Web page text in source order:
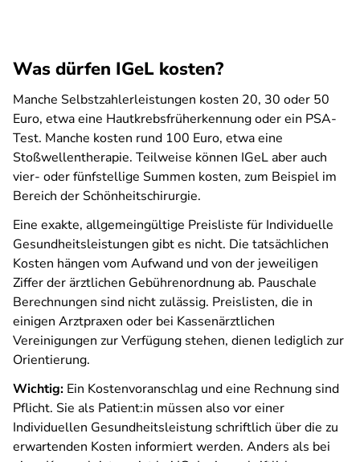
Was dürfen IGeL kosten?
Manche Selbstzahlerleistungen kosten 20, 30 oder 50
Euro, etwa eine Hautkrebsfrüherkennung oder ein PSA-
Test. Manche kosten rund 100 Euro, etwa eine
Stoßwellentherapie. Teilweise können IGeL aber auch
vier- oder fünfstellige Summen kosten, zum Beispiel im
Bereich der Schönheitschirurgie.
Eine exakte, allgemeingültige Preisliste für Individuelle
Gesundheitsleistungen gibt es nicht. Die tatsächlichen
Kosten hängen vom Aufwand und von der jeweiligen
Ziffer der ärztlichen Gebührenordnung ab. Pauschale
Berechnungen sind nicht zulässig. Preislisten, die in
einigen Arztpraxen oder bei Kassenärztlichen
Vereinigungen zur Verfügung stehen, dienen lediglich zur
Orientierung.
Wichtig: Ein Kostenvoranschlag und eine Rechnung sind
Pflicht. Sie als Patient:in müssen also vor einer
Individuellen Gesundheitsleistung schriftlich über die zu
erwartenden Kosten informiert werden. Anders als bei